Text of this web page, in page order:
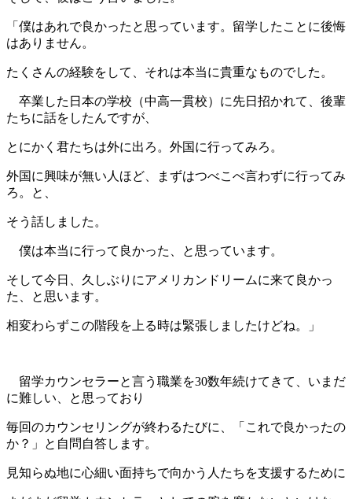
「僕はあれで良かったと思っています。留学したことに後悔
はありません。
たくさんの経験をして、それは本当に貴重なものでした。
卒業した日本の学校（中高一貫校）に先日招かれて、後輩
たちに話をしたんですが、
とにかく君たちは外に出ろ。外国に行ってみろ。
外国に興味が無い人ほど、まずはつべこべ言わずに行ってみ
ろ。と、
そう話しました。
僕は本当に行って良かった、と思っています。
そして今日、久しぶりにアメリカンドリームに来て良かっ
た、と思います。
相変わらずこの階段を上る時は緊張しましたけどね。」
留学カウンセラーと言う職業を30数年続けてきて、いまだ
に難しい、と思っており
毎回のカウンセリングが終わるたびに、「これで良かったの
か？」と自問自答します。
見知らぬ地に心細い面持ちで向かう人たちを支援するために